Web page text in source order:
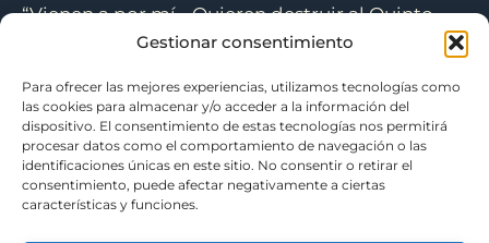
Gestionar consentimiento
Para ofrecer las mejores experiencias, utilizamos tecnologías como
las cookies para almacenar y/o acceder a la información del
dispositivo. El consentimiento de estas tecnologías nos permitirá
procesar datos como el comportamiento de navegación o las
identificaciones únicas en este sitio. No consentir o retirar el
consentimiento, puede afectar negativamente a ciertas
características y funciones.
“Vienen a por mí… Quieren destruir al Quinto
Ahora os ha citado esta noche en su cabaña,
oculta en plena espesura del bosque. Allí
promete entregaros las pruebas definitivas.